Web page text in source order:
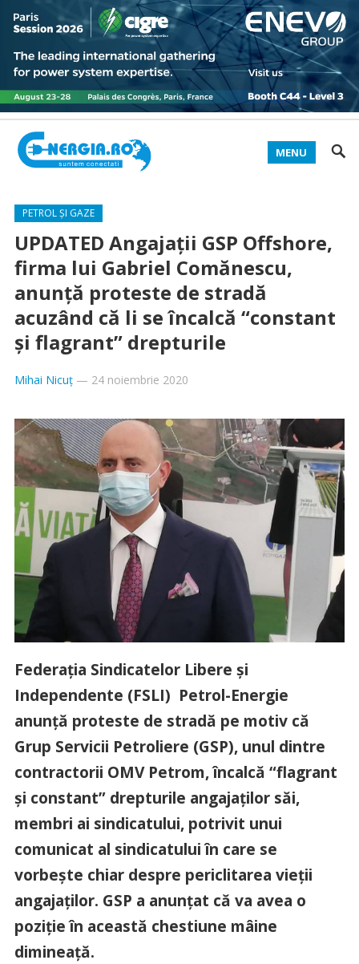
MENU
PETROL ȘI GAZE
UPDATED Angajații GSP Offshore,
firma lui Gabriel Comănescu,
anunță proteste de stradă
acuzând că li se încalcă “constant
și flagrant” drepturile
Mihai Nicuț— 24 noiembrie 2020
Federația Sindicatelor Libere și
Independente (FSLI) Petrol-Energie
anunță proteste de stradă pe motiv că
Grup Servicii Petroliere (GSP), unul dintre
contractorii OMV Petrom, încalcă “flagrant
și constant” drepturile angajaților săi,
membri ai sindicatului, potrivit unui
comunicat al sindicatului în care se
vorbește chiar despre periclitarea vieții
angajaților. GSP a anunțat că va avea o
poziție în această chestiune mâine
dimineață.